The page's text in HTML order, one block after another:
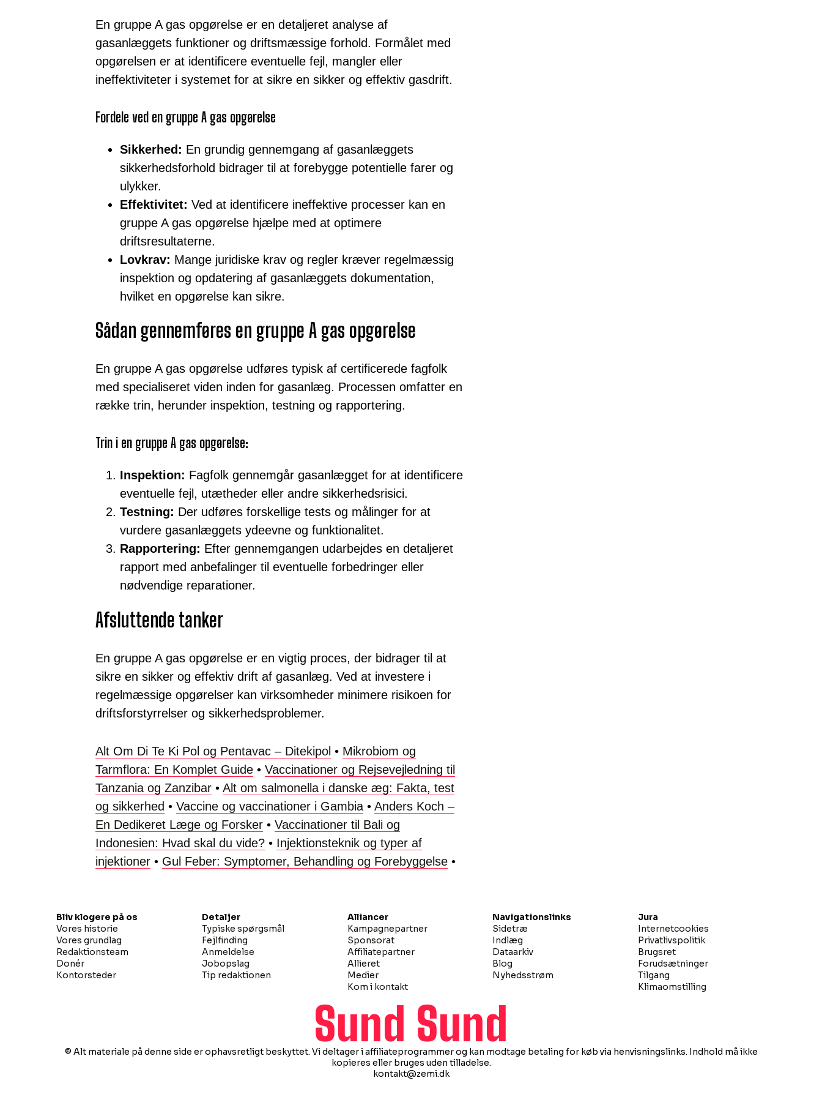
En gruppe A gas opgørelse er en detaljeret analyse af
gasanlæggets funktioner og driftsmæssige forhold. Formålet med
opgørelsen er at identificere eventuelle fejl, mangler eller
ineffektiviteter i systemet for at sikre en sikker og effektiv gasdrift.
Fordele ved en gruppe A gas opgørelse
Sikkerhed: En grundig gennemgang af gasanlæggets
sikkerhedsforhold bidrager til at forebygge potentielle farer og
ulykker.
Effektivitet: Ved at identificere ineffektive processer kan en
gruppe A gas opgørelse hjælpe med at optimere
driftsresultaterne.
Lovkrav: Mange juridiske krav og regler kræver regelmæssig
inspektion og opdatering af gasanlæggets dokumentation,
hvilket en opgørelse kan sikre.
Sådan gennemføres en gruppe A gas opgørelse
En gruppe A gas opgørelse udføres typisk af certificerede fagfolk
med specialiseret viden inden for gasanlæg. Processen omfatter en
række trin, herunder inspektion, testning og rapportering.
Trin i en gruppe A gas opgørelse:
Inspektion: Fagfolk gennemgår gasanlægget for at identificere
eventuelle fejl, utætheder eller andre sikkerhedsrisici.
Testning: Der udføres forskellige tests og målinger for at
vurdere gasanlæggets ydeevne og funktionalitet.
Rapportering: Efter gennemgangen udarbejdes en detaljeret
rapport med anbefalinger til eventuelle forbedringer eller
nødvendige reparationer.
Afsluttende tanker
En gruppe A gas opgørelse er en vigtig proces, der bidrager til at
sikre en sikker og effektiv drift af gasanlæg. Ved at investere i
regelmæssige opgørelser kan virksomheder minimere risikoen for
driftsforstyrrelser og sikkerhedsproblemer.
Alt Om Di Te Ki Pol og Pentavac – Ditekipol • Mikrobiom og
Tarmflora: En Komplet Guide • Vaccinationer og Rejsevejledning til
Tanzania og Zanzibar • Alt om salmonella i danske æg: Fakta, test
og sikkerhed • Vaccine og vaccinationer i Gambia • Anders Koch –
En Dedikeret Læge og Forsker • Vaccinationer til Bali og
Indonesien: Hvad skal du vide? • Injektionsteknik og typer af
injektioner • Gul Feber: Symptomer, Behandling og Forebyggelse •
Sund Sund
© Alt materiale på denne side er ophavsretligt beskyttet. Vi deltager i affiliateprogrammer og kan modtage betaling for køb via henvisningslinks. Indhold må ikke
kopieres eller bruges uden tilladelse.
Bliv klogere på os
Vores historie
Vores grundlag
Redaktionsteam
Donér
Kontorsteder
Detaljer
Typiske spørgsmål
Fejlfinding
Anmeldelse
Jobopslag
Tip redaktionen
Alliancer
Kampagnepartner
Sponsorat
Affiliatepartner
Allieret
Medier
Kom i kontakt
Navigationslinks
Sidetræ
Indlæg
Dataarkiv
Blog
Nyhedsstrøm
Jura
Internetcookies
Privatlivspolitik
Brugsret
Forudsætninger
Tilgang
Klimaomstilling
kontakt@zemi.dk